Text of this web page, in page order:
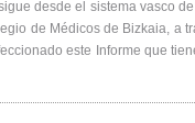
desde el sistema vasco
de Médicos de Bizkaia,
este Informe que